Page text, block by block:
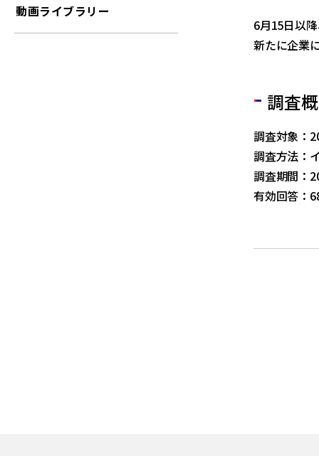
6月15日以
新たに企業
調査
調査対象：
調査方法：
調査期間：
有効回答：
動画ライブラリー